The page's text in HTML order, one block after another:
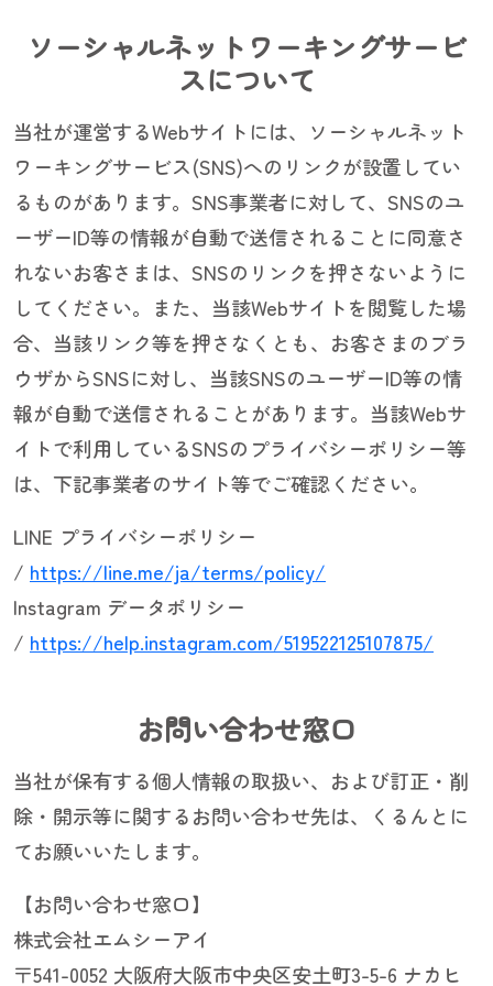
ソーシャルネットワーキングサービ
スについて
当社が運営するWebサイトには、ソーシャルネット
ワーキングサービス(SNS)へのリンクが設置してい
るものがあります。SNS事業者に対して、SNSのユ
ーザーID等の情報が自動で送信されることに同意さ
れないお客さまは、SNSのリンクを押さないように
してください。また、当該Webサイトを閲覧した場
合、当該リンク等を押さなくとも、お客さまのブラ
ウザからSNSに対し、当該SNSのユーザーID等の情
報が自動で送信されることがあります。当該Webサ
イトで利用しているSNSのプライバシーポリシー等
は、下記事業者のサイト等でご確認ください。
LINE プライバシーポリシー
/ https://line.me/ja/terms/policy/
Instagram データポリシー
/ https://help.instagram.com/519522125107875/
お問い合わせ窓口
当社が保有する個人情報の取扱い、および訂正・削
除・開示等に関するお問い合わせ先は、くるんとに
てお願いいたします。
【お問い合わせ窓口】
株式会社エムシーアイ
〒541-0052 大阪府大阪市中央区安土町3-5-6 ナカヒ